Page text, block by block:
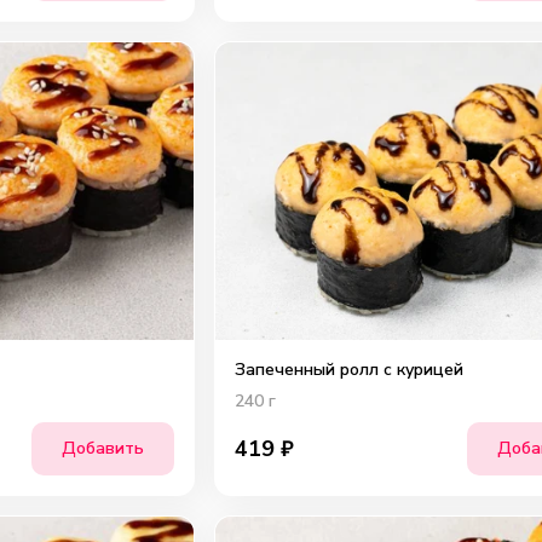
Добавить
Запеченный ролл с курицей
240 г
419₽